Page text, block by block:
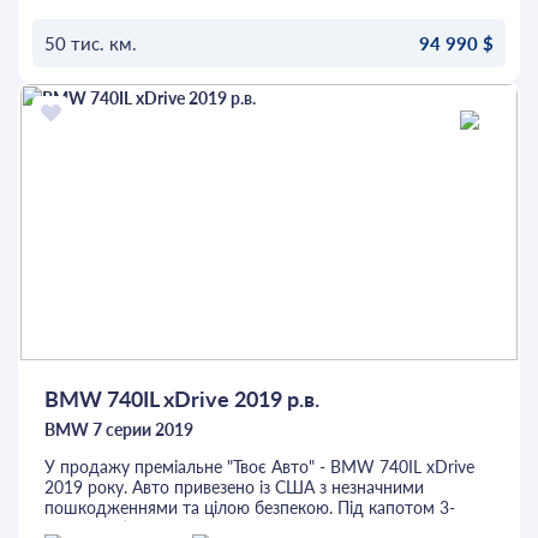
ДОДАТКОВІ ПИТАННЯ ПО ТЕЛЕФОНУ!
можна придбати в кредит або лізинг.
50 тис. км. 94 990 $
ОСТАВИТЬ ЗАЯВКУ
BMW 740IL xDrive 2019 р.в.
BMW 7 серии 2019
У продажу преміальне "Твоє Авто" - BMW 740IL xDrive
2019 року. Авто привезено із США з незначними
пошкодженнями та цілою безпекою. Під капотом 3-
літровий бензиновий B58, автоматична КПП, повний